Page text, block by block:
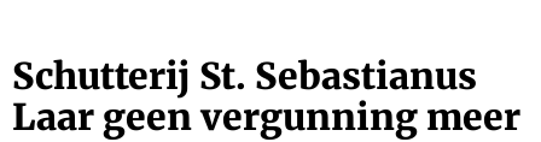
Schutterij St. Sebastianus
Laar geen vergunning meer